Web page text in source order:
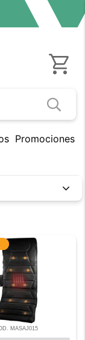
interés
en
Promociones
MASAJ015